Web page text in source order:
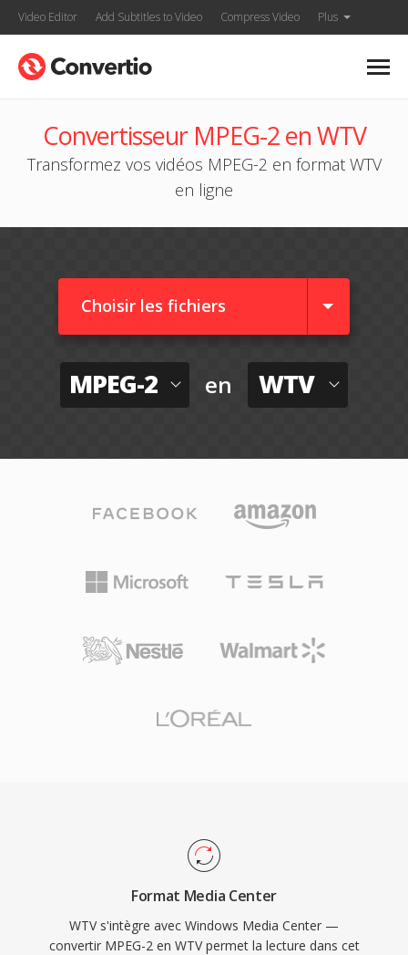
Video Editor Add Subtitles to Video Compress Video Plus
Convertisseur MPEG-2 en WTV
Transformez vos vidéos MPEG-2 en format WTV
en ligne
Choisir les fichiers
MPEG-2 en WTV
Format Media Center
WTV s'intègre avec Windows Media Center —
convertir MPEG-2 en WTV permet la lecture dans cet